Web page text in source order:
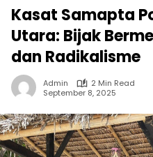
Kasat Samapta
Utara: Bijak
dan Radikalisme
Admin
2 Min Read
September 8, 2025